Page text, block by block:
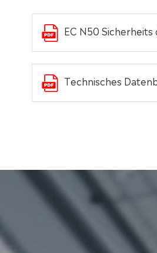
EC N50
Technisches